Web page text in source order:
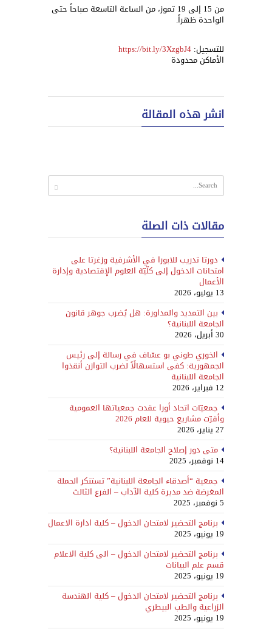
من 15 إلى 19 تموز، من الساعة التاسعة صباحاً
حتى
الواحدة ظهراً.
للتسجيل: https://bit.ly/3XzgbJ4
الأماكن محدودة
انشر هذه المقالة
مقالات ذات الصلة
دورتا تدريب للابورا في الأشرفية وزغرتا على
امتحانات الدخول إلى كلّيّة العلوم الإقتصادية وإدارة
الأعمال
13 يوليو، 2026
بين التمديد والمداورة: هل يُضرب جوهر قانون
الجامعة اللبنانية؟
30 أبريل، 2026
الخوري طوني بو عسّاف في رسالة إلى رئيس
الجمهورية: كفى استسهالًاً لضرب التوازن أنقذوا
الجامعة اللبنانية
12 فبراير، 2026
جمعيّات اتحاد أورا عقدت جمعياتها العمومية
وأقرّت مشاريع حيوية للعام 2026
27 يناير، 2026
متى دور إصلاح الجامعة اللبنانية؟
14 نوفمبر، 2025
جمعية “أصدقاء الجامعة اللبنانية” تستنكر الحملة
المغرضة ضد مديرة كلية الآداب – الفرع الثالث
5 نوفمبر، 2025
برنامج التحضير لامتحان الدخول – كلية ادارة الاعمال
19 يونيو، 2025
برنامج التحضير لامتحان الدخول – الى كلية الاعلام
قسم علم البيانات
19 يونيو، 2025
برنامج التحضير لامتحان الدخول – كلية الهندسة
الزراعية والطب البيطري
19 يونيو، 2025